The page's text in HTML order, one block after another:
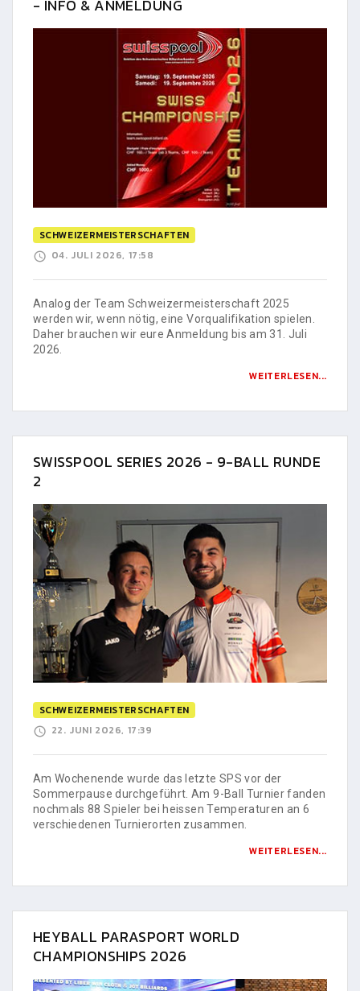
- INFO & ANMELDUNG
SCHWEIZERMEISTERSCHAFTEN
04. JULI 2026, 17:58
Analog der Team Schweizermeisterschaft 2025
werden wir, wenn nötig, eine Vorqualifikation spielen.
Daher brauchen wir eure Anmeldung bis am 31. Juli
2026.
WEITERLESEN...
SWISSPOOL SERIES 2026 - 9-BALL RUNDE
2
SCHWEIZERMEISTERSCHAFTEN
22. JUNI 2026, 17:39
Am Wochenende wurde das letzte SPS vor der
Sommerpause durchgeführt. Am 9-Ball Turnier fanden
nochmals 88 Spieler bei heissen Temperaturen an 6
verschiedenen Turnierorten zusammen.
WEITERLESEN...
HEYBALL PARASPORT WORLD
CHAMPIONSHIPS 2026